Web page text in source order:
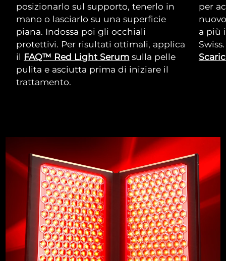
posizionarlo sul supporto, tenerlo in
mano o lasciarlo su una superficie
piana. Indossa poi gli occhiali
protettivi. Per risultati ottimali, applica
il FAQ™ Red Light Serum sulla pelle
pulita e asciutta prima di iniziare il
trattamento.
per
a più
Swiss.